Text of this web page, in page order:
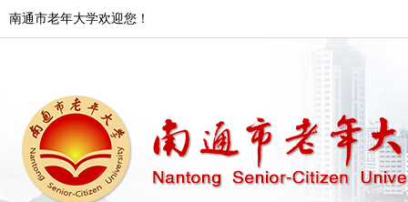
南通市老年大学欢迎您！